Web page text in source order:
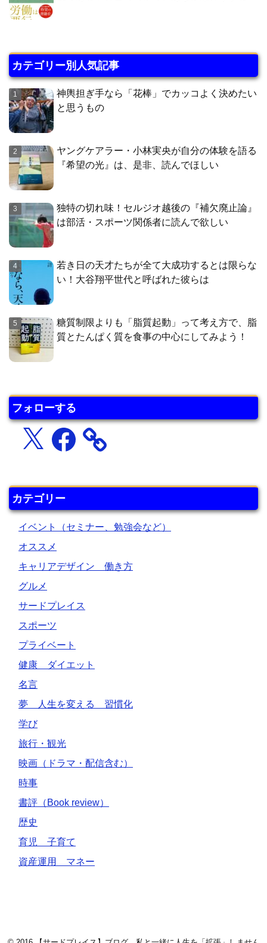
カテゴリー別人気記事
神輿担ぎ手なら「花棒」でカッコよく決めたい
と思うもの
ヤングケアラー・小林実央が自分の体験を語る
『希望の光』は、是非、読んでほしい
独特の切れ味！セルジオ越後の『補欠廃止論』
は部活・スポーツ関係者に読んで欲しい
若き日の天才たちが全て大成功するとは限らな
い！大谷翔平世代と呼ばれた彼らは
糖質制限よりも「脂質起動」って考え方で、脂
質とたんぱく質を食事の中心にしてみよう！
フォローする
X Facebook
カテゴリー
イベント（セミナー、勉強会など）
オススメ
キャリアデザイン 働き方
グルメ
サードプレイス
スポーツ
プライベート
健康 ダイエット
名言
夢 人生を変える 習慣化
学び
旅行・観光
映画（ドラマ・配信含む）
時事
書評（Book review）
歴史
育児 子育て
資産運用 マネー